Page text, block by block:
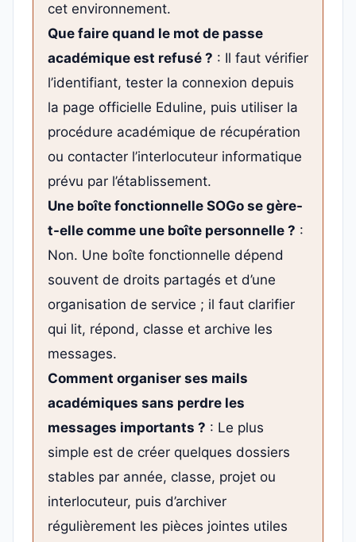
cet environnement.
Que faire quand le mot de passe
académique est refusé ? : Il faut vérifier
l’identifiant, tester la connexion depuis
la page officielle Eduline, puis utiliser la
procédure académique de récupération
ou contacter l’interlocuteur informatique
prévu par l’établissement.
Une boîte fonctionnelle SOGo se gère-
t-elle comme une boîte personnelle ? :
Non. Une boîte fonctionnelle dépend
souvent de droits partagés et d’une
organisation de service ; il faut clarifier
qui lit, répond, classe et archive les
messages.
Comment organiser ses mails
académiques sans perdre les
messages importants ? : Le plus
simple est de créer quelques dossiers
stables par année, classe, projet ou
interlocuteur, puis d’archiver
régulièrement les pièces jointes utiles